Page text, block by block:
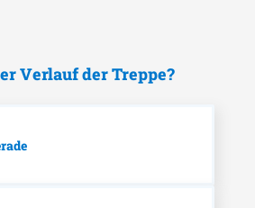
Verlauf der Treppe?